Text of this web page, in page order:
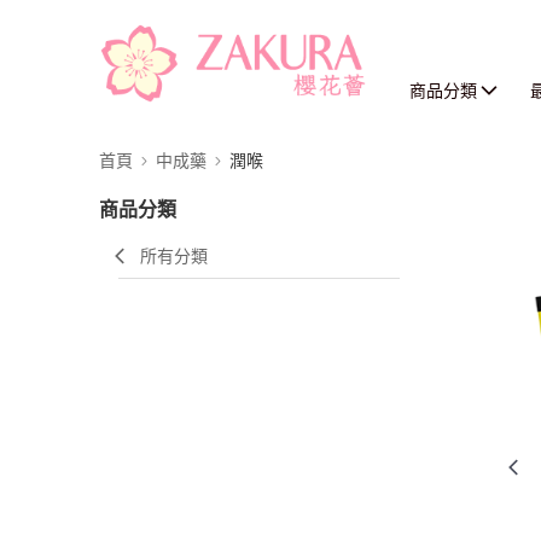
商品分類
首頁 中成藥 潤喉
商品分類
所有分類